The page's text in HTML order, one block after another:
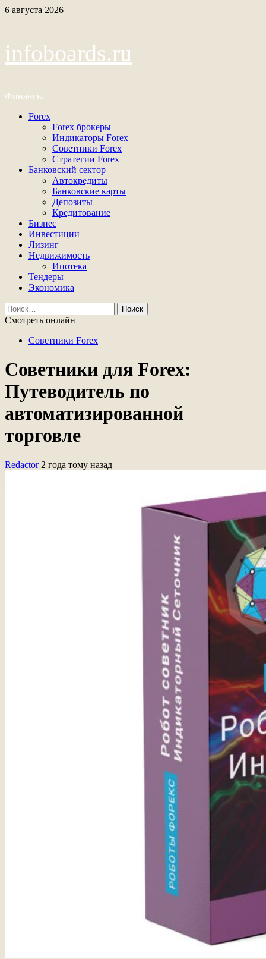
Перейти
6 августа 2026
infoboards.ru
Финансы
Основное
Forex
Forex брокеры
Индикаторы Forex
Советники Forex
Стратегии Forex
Банковский сектор
Автокредиты
Банковские карты
Депозиты
Кредитование
Бизнес
Инвестиции
Лизинг
Недвижимость
Ипотека
Тендеры
Экономика
Найти:
Смотреть онлайн
Советники Forex
Советники для Forex:
Путеводитель по
автоматизированной
торговле
Redactor 2 года тому назад